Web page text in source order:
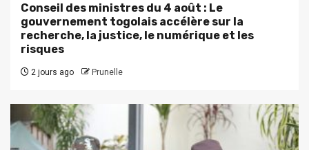
Conseil des ministres du 4 août : Le
gouvernement togolais accélère sur la
recherche, la justice, le numérique et les
risques
2 jours ago Prunelle